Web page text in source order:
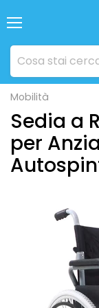
Mobilità
Sedia a
per